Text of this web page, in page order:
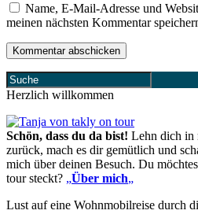
Name, E-Mail-Adresse und
meinen nächsten Kommentar
Herzlich willkommen
Schön, dass du da bist! Lehn dich in
zurück, mach es dir gemütlich und
mich über deinen Besuch. Du
tour steckt? „Über mich„
Lust auf eine Wohnmobilreise durch